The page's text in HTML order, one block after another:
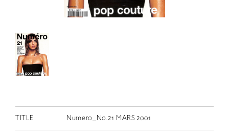
スカラシップ受賞者
TITLE Numero_No.21 MARS 2001